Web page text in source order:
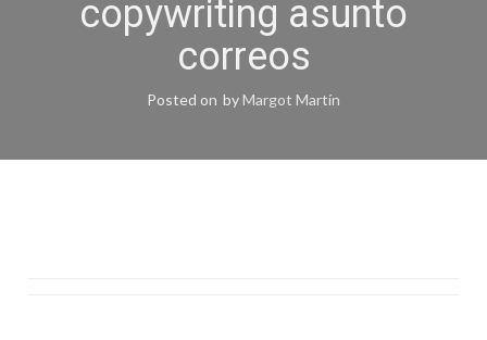
copywriting asunto
correos
Posted on byMargot Martín